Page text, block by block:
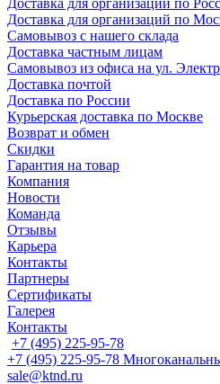
Доставка для организаций по
Доставка для организаций по
Самовывоз с нашего склада
Доставка частным лицам
Самовывоз из офиса на ул.
Доставка почтой
Доставка по России
Курьерская доставка по Москве
Возврат и обмен
Скидки
Гарантия на товар
Компания
Новости
Команда
Отзывы
Карьера
Контакты
Партнеры
Сертификаты
Галерея
Контакты
+7 (495) 225-95-78
+7 (495) 225-95-78
sale@ktnd.ru